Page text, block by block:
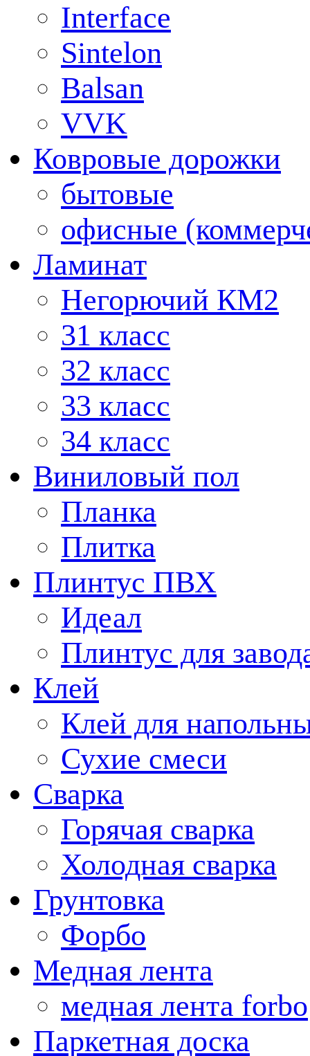
Interface
Sintelon
Balsan
VVK
Ковровые дорожки
бытовые
офисные
Ламинат
Негорючий КМ2
31 класс
32 класс
33 класс
34 класс
Виниловый пол
Планка
Плитка
Плинтус ПВХ
Идеал
Плинтус для
Клей
Клей для
Сухие смеси
Сварка
Горячая сварка
Холодная сварка
Грунтовка
Форбо
Медная лента
медная лента forbo
Паркетная доска